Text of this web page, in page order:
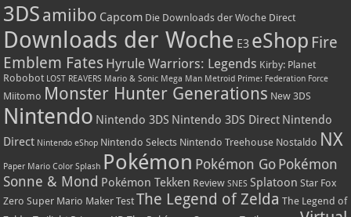
3DS amiibo Capcom Die Downloads der Woche Direct
Downloads der Woche E3 eShop Fire
Emblem Fates Hyrule Warriors: Legends Kirby: Planet
Robobot LOST REAVERS Mario & Sonic Mega Man Metroid Prime: Federation Force
Miitomo Monster Hunter Generations New 3DS
Nintendo Nintendo 3DS Nintendo 3DS Direct Nintendo
Direct Nintendo eShop Nintendo Selects Nintendo Treehouse Nostaldo NX
Paper Mario Color Splash Pokémon Pokémon Go Pokémon
Sonne & Mond Pokémon Tekken Review SNES Splatoon Star Fox
Zero Super Mario Maker Test The Legend of Zelda The Legend of